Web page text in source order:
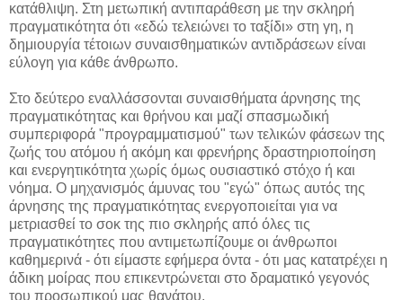
κατάθλιψη. Στη μετωπική αντιπαράθεση με την σκληρή
πραγματικότητα ότι «εδώ τελειώνει το ταξίδι» στη γη, η
δημιουργία τέτοιων συναισθηματικών αντιδράσεων είναι
εύλογη για κάθε άνθρωπο.
Στο δεύτερο εναλλάσσονται συναισθήματα άρνησης της
πραγματικότητας και θρήνου και μαζί σπασμωδική
συμπεριφορά "προγραμματισμού" των τελικών φάσεων της
ζωής του ατόμου ή ακόμη και φρενήρης δραστηριοποίηση
και ενεργητικότητα χωρίς όμως ουσιαστικό στόχο ή και
νόημα. Ο μηχανισμός άμυνας του "εγώ" όπως αυτός της
άρνησης της πραγματικότητας ενεργοποιείται για να
μετριασθεί το σοκ της πιο σκληρής από όλες τις
πραγματικότητες που αντιμετωπίζουμε οι άνθρωποι
καθημερινά - ότι είμαστε εφήμερα όντα - ότι μας κατατρέχει η
άδικη μοίρας που επικεντρώνεται στο δραματικό γεγονός
του προσωπικού μας θανάτου.